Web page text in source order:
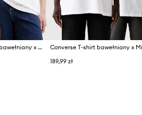
Converse t-shirt basic bawełniany x HELLO KITTY
189,99 zł